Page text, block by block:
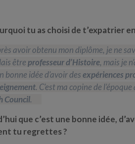
tu as choisi de t’expatrier
avoir obtenu mon diplôme, je ne
être professeur d’Histoire, mais je
bonne idée d’avoir desexpériences
. C’est ma copine de
Council.
que c’est une bonne idée,
tu regrettes ?